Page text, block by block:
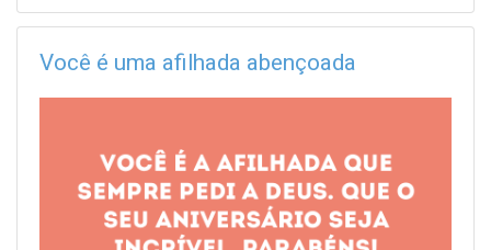
Você é uma afilhada abençoada